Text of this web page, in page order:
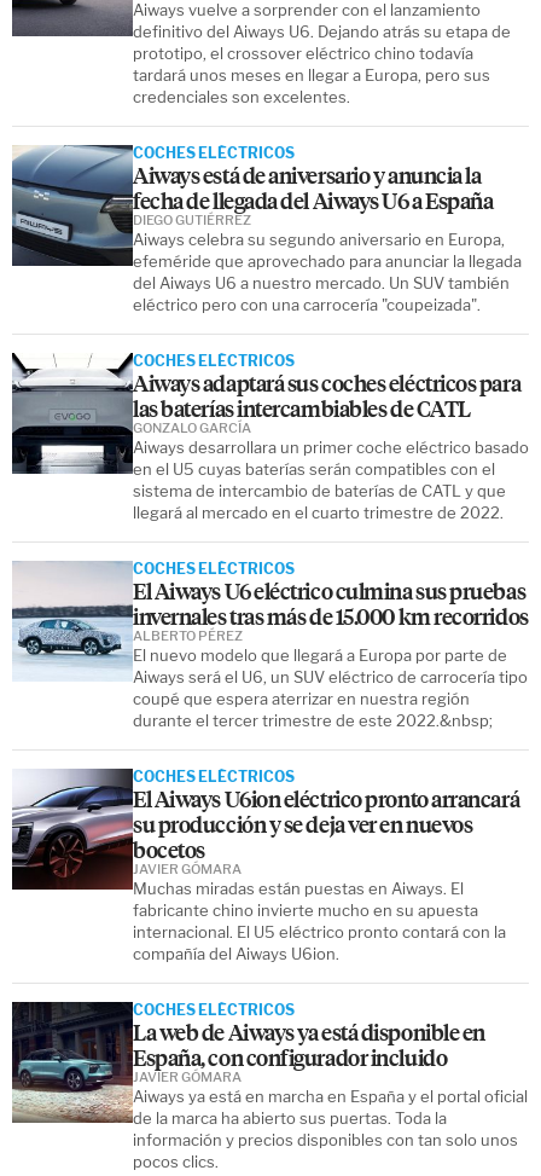
Aiways vuelve a sorprender con el lanzamiento
definitivo del Aiways U6. Dejando atrás su etapa de
prototipo, el crossover eléctrico chino todavía
tardará unos meses en llegar a Europa, pero sus
credenciales son excelentes.
COCHES ELÉCTRICOS
Aiways está de aniversario y anuncia la
fecha de llegada del Aiways U6 a España
Aiways celebra su segundo aniversario en Europa,
efeméride que aprovechado para anunciar la llegada
del Aiways U6 a nuestro mercado. Un SUV también
eléctrico pero con una carrocería "coupeizada".
DIEGO GUTIÉRREZ
COCHES ELÉCTRICOS
Aiways adaptará sus coches eléctricos para
las baterías intercambiables de CATL
Aiways desarrollara un primer coche eléctrico basado
en el U5 cuyas baterías serán compatibles con el
sistema de intercambio de baterías de CATL y que
llegará al mercado en el cuarto trimestre de 2022.
GONZALO GARCÍA
COCHES ELÉCTRICOS
El Aiways U6 eléctrico culmina sus pruebas
invernales tras más de 15.000 km recorridos
El nuevo modelo que llegará a Europa por parte de
Aiways será el U6, un SUV eléctrico de carrocería tipo
coupé que espera aterrizar en nuestra región
durante el tercer trimestre de este 2022.&nbsp;
ALBERTO PÉREZ
COCHES ELÉCTRICOS
El Aiways U6ion eléctrico pronto arrancará
su producción y se deja ver en nuevos
bocetos
Muchas miradas están puestas en Aiways. El
fabricante chino invierte mucho en su apuesta
internacional. El U5 eléctrico pronto contará con la
compañía del Aiways U6ion.
JAVIER GÓMARA
COCHES ELÉCTRICOS
La web de Aiways ya está disponible en
España, con configurador incluido
Aiways ya está en marcha en España y el portal oficial
de la marca ha abierto sus puertas. Toda la
información y precios disponibles con tan solo unos
pocos clics.
JAVIER GÓMARA